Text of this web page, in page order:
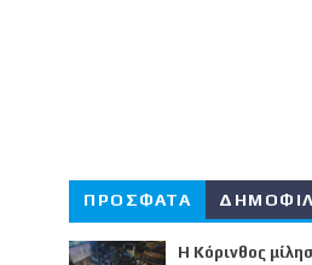
ΠΡΟΣΦΑΤΑ
Η Κόρινθος